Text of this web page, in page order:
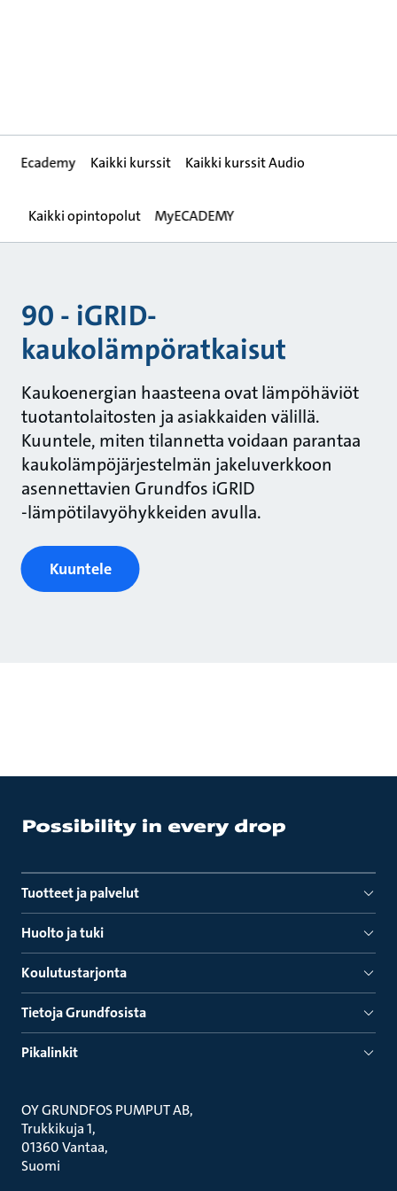
Ecademy Kaikki kurssit Kaikki kurssit Audio
Kaikki opintopolut MyECADEMY
90 - iGRID-
kaukolämpöratkaisut
Kaukoenergian haasteena ovat lämpöhäviöt
tuotantolaitosten ja asiakkaiden välillä.
Kuuntele, miten tilannetta voidaan parantaa
kaukolämpöjärjestelmän jakeluverkkoon
asennettavien Grundfos iGRID
‑lämpötilavyöhykkeiden avulla.
Kuuntele
Tuotteet ja palvelut
Huolto ja tuki
Koulutustarjonta
Tietoja Grundfosista
Pikalinkit
OY GRUNDFOS PUMPUT AB
Trukkikuja 1
01360 Vantaa
Suomi